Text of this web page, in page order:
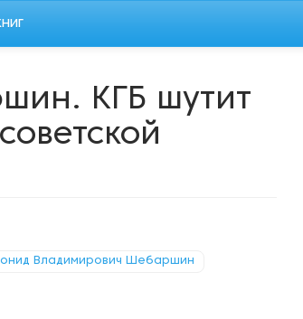
КГБ шутит
Владимирович Шебаршин